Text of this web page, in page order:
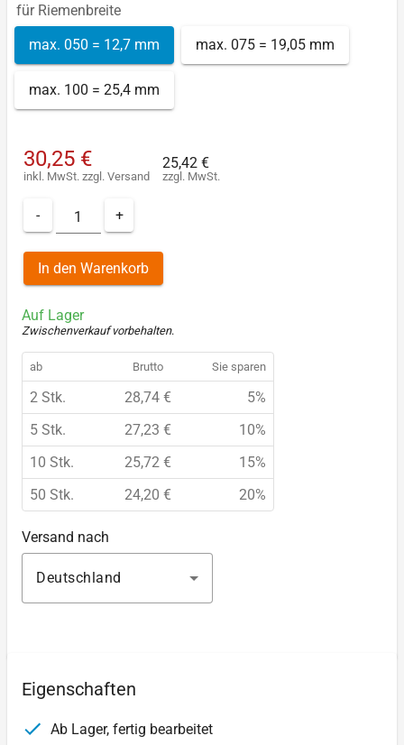
für Riemenbreite
max. 050 = 12,7 mm max. 075 = 19,05 mm
max. 100 = 25,4 mm
30,25 €
inkl. MwSt. zzgl. Versand
25,42 €
zzgl. MwSt.
- +
In den Warenkorb
Auf Lager
Zwischenverkauf vorbehalten.
ab Brutto Sie sparen
2 Stk. 28,74 €
5%
5 Stk.
27,23 €
10%
10 Stk.
25,72 €
15%
50 Stk.
24,20 € 20%
Versand nach
Deutschland
Eigenschaften
Ab Lager, fertig bearbeitet